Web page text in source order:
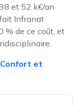
et 52 k€/an
Infranat
% de ce coût, et
et